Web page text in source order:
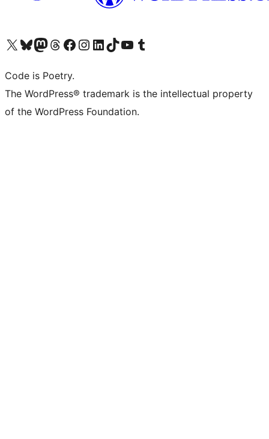
Visita il nostro account X (ex Twitter)
Visita il nostro account Bluesky
Visita il nostro account Mastodon
Visita il nostro account Threads
Visita la nostra pagina Facebook
Visita il nostro account Instagram
Visita il nostro account LinkedIn
Visita il nostro account TikTok
Visita il nostro canale YouTube
Visita il nostro account Tumblr
Code is Poetry.
The WordPress® trademark is the intellectual property
of the WordPress Foundation.